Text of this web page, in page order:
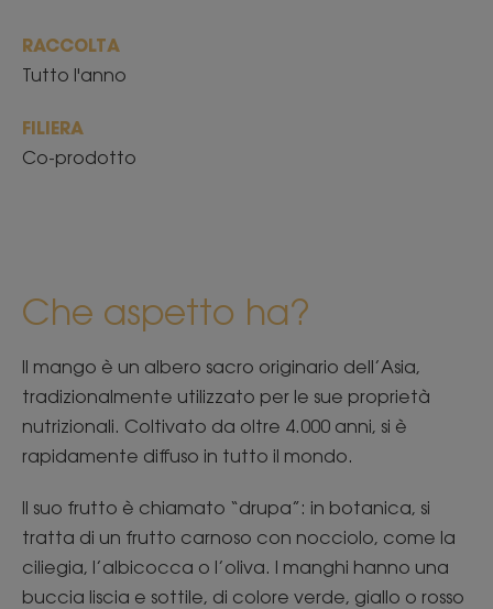
RACCOLTA
Tutto l'anno
FILIERA
Co-prodotto
Che aspetto ha?
Il mango è un albero sacro originario dell’Asia,
tradizionalmente utilizzato per le sue proprietà
nutrizionali. Coltivato da oltre 4.000 anni, si è
rapidamente diffuso in tutto il mondo.
Il suo frutto è chiamato “drupa”: in botanica, si
tratta di un frutto carnoso con nocciolo, come la
ciliegia, l’albicocca o l’oliva. I manghi hanno una
buccia liscia e sottile, di colore verde, giallo o rosso